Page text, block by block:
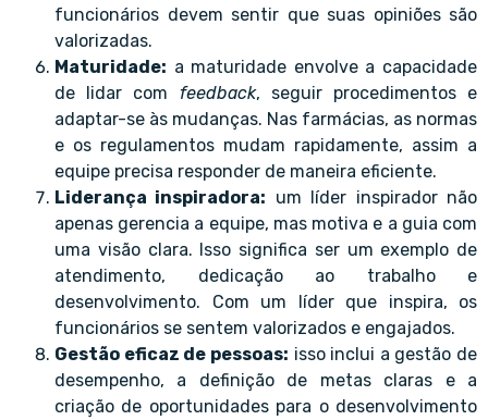
funcionários devem sentir que suas opiniões são
valorizadas.
Maturidade: a maturidade envolve a capacidade
de lidar com feedback, seguir procedimentos e
adaptar-se às mudanças. Nas farmácias, as normas
e os regulamentos mudam rapidamente, assim a
equipe precisa responder de maneira eficiente.
Liderança inspiradora: um líder inspirador não
apenas gerencia a equipe, mas motiva e a guia com
uma visão clara. Isso significa ser um exemplo de
atendimento, dedicação ao trabalho e
desenvolvimento. Com um líder que inspira, os
funcionários se sentem valorizados e engajados.
Gestão eficaz de pessoas: isso inclui a gestão de
desempenho, a definição de metas claras e a
criação de oportunidades para o desenvolvimento